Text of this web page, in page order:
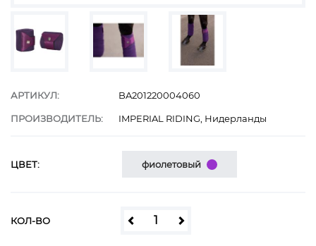
АРТИКУЛ: BA201220004060
ПРОИЗВОДИТЕЛЬ: IMPERIAL RIDING, Нидерланды
ЦВЕТ: фиолетовый
КОЛ-ВО